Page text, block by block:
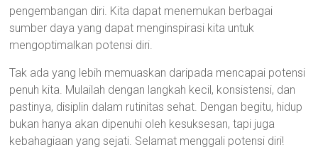
pengembangan diri. Kita dapat menemukan berbagai
sumber daya yang dapat menginspirasi kita untuk
mengoptimalkan potensi diri.
Tak ada yang lebih memuaskan daripada mencapai potensi
penuh kita. Mulailah dengan langkah kecil, konsistensi, dan
pastinya, disiplin dalam rutinitas sehat. Dengan begitu, hidup
bukan hanya akan dipenuhi oleh kesuksesan, tapi juga
kebahagiaan yang sejati. Selamat menggali potensi diri!